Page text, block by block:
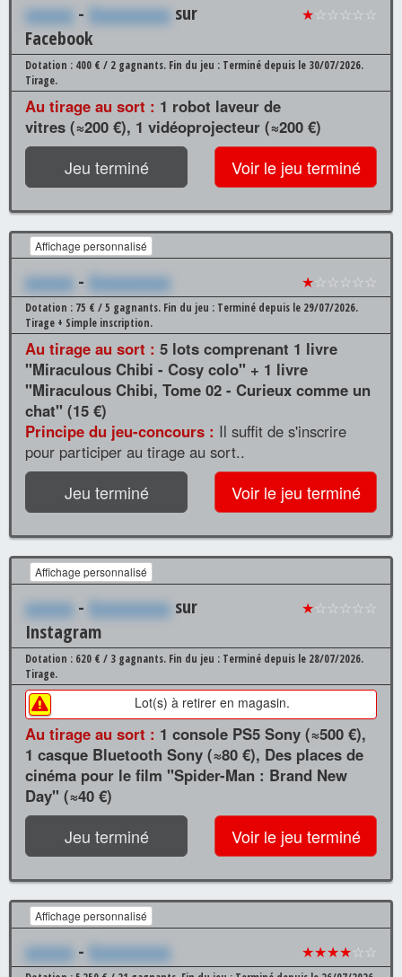
xxxxxx - Xxxxxxxxxx sur
Facebook
★☆☆☆☆☆
Dotation : 400 € / 2 gagnants. Fin du jeu : Terminé depuis le 30/07/2026.
Tirage.
Au tirage au sort : 1 robot laveur de
vitres (≈200 €), 1 vidéoprojecteur (≈200 €)
Jeu terminé Voir le jeu terminé
Affichage personnalisé
xxxxxx - Xxxxxxxxxx ★☆☆☆☆☆
Dotation : 75 € / 5 gagnants. Fin du jeu : Terminé depuis le 29/07/2026.
Tirage + Simple inscription.
Au tirage au sort : 5 lots comprenant 1 livre
"Miraculous Chibi - Cosy colo" + 1 livre
"Miraculous Chibi, Tome 02 - Curieux comme un
chat" (15 €)
Principe du jeu-concours : Il suffit de s'inscrire
pour participer au tirage au sort..
Jeu terminé Voir le jeu terminé
Affichage personnalisé
xxxxxx - Xxxxxxxxxx sur
Instagram
★☆☆☆☆☆
Dotation : 620 € / 3 gagnants. Fin du jeu : Terminé depuis le 28/07/2026.
Tirage.
Lot(s) à retirer en magasin.
Au tirage au sort : 1 console PS5 Sony (≈500 €),
1 casque Bluetooth Sony (≈80 €), Des places de
cinéma pour le film "Spider-Man : Brand New
Day" (≈40 €)
Jeu terminé Voir le jeu terminé
Affichage personnalisé
xxxxxx - Xxxxxxxxxx ★★★★☆☆